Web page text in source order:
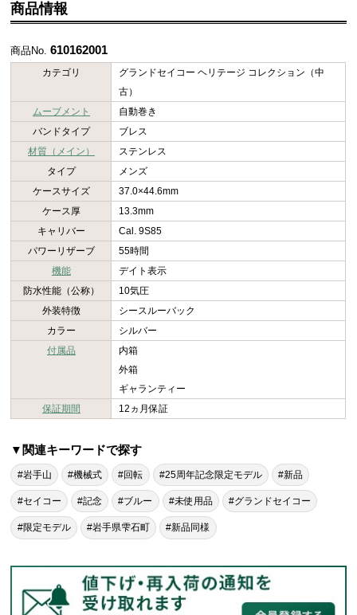
商品情報
商品No.610162001
カテゴリ
グランドセイコー ヘリテージ コレクション（中
古）
ムーブメント
自動巻き
バンドタイプ
ブレス
材質（メイン）
ステンレス
タイプ
メンズ
ケースサイズ
37.0×44.6mm
ケース厚
13.3mm
キャリバー
Cal. 9S85
パワーリザーブ
55時間
機能
デイト表示
防水性能（公称）
10気圧
外装特徴
シースルーバック
カラー
シルバー
付属品
内箱
外箱
ギャランティー
保証期間
12ヵ月保証
▼関連キーワードで探す
#岩手山 #機械式 #回転 #25周年記念限定モデル #新品
#セイコー #記念 #ブルー #未使用品 #グランドセイコー
#限定モデル #岩手県雫石町 #新品同様